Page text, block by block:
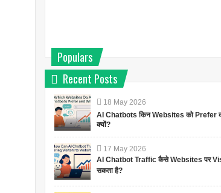
Populars
Recent Posts
18 May 2026
AI Chatbots किन Websites को Prefer
क्यों?
17 May 2026
AI Chatbot Traffic कैसे Websites पर
सकता है?